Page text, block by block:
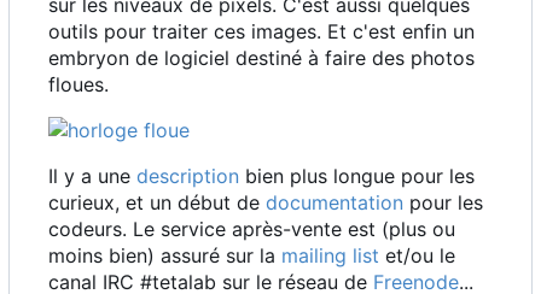
sur les niveaux de pixels. C'est aussi quelques
outils pour traiter ces images. Et c'est enfin un
embryon de logiciel destiné à faire des photos
floues.
Il y a une description bien plus longue pour les
curieux, et un début de documentation pour les
codeurs. Le service après-vente est (plus ou
moins bien) assuré sur la mailing list et/ou le
canal IRC #tetalab sur le réseau de Freenode...